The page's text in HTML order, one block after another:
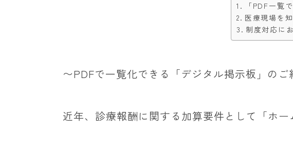
「PDF一
医療現場を
制度対応に
〜PDFで一覧化できる「デジタル掲示板」のご
近年、診療報酬に関する加算要件として「ホ